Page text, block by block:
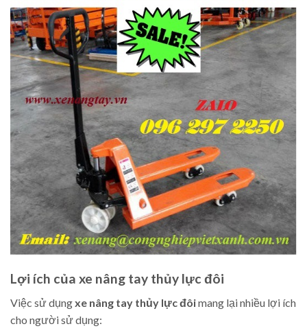
Lợi ích của xe nâng tay thủy lực đôi
Việc sử dụngxe nâng tay thủy lực đôimang lại nhiều lợi ích
cho người sử dụng: